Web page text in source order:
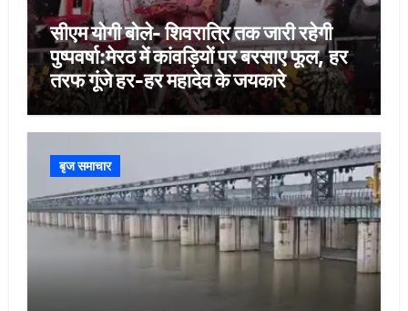
सीएम योगी बोले- शिवरात्रि तक जारी रहेगी
पुष्पवर्षा:मेरठ में कांवड़ियों पर बरसाए फूल, हर
तरफ गूंजे हर-हर महादेव के जयकारे
बृज समाचार